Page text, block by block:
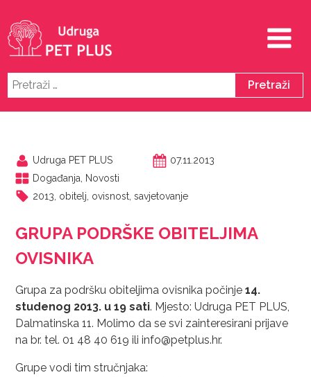
Pretraži:
Udruga PET PLUS
07.11.2013
Događanja
Novosti
2013 obitelj ovisnost ,savjetovanje
GRUPA PODRŠKE OBITELJIMA
OVISNIKA
Grupa za podršku obiteljima ovisnika počinje14.
studenog 2013. u 19 sati. Mjesto: Udruga PET PLUS,
Dalmatinska 11. Molimo da se svi zainteresirani prijave
na br. tel. 01 48 40 619 ili info@petplus.hr.
Grupe vodi tim stručnjaka: